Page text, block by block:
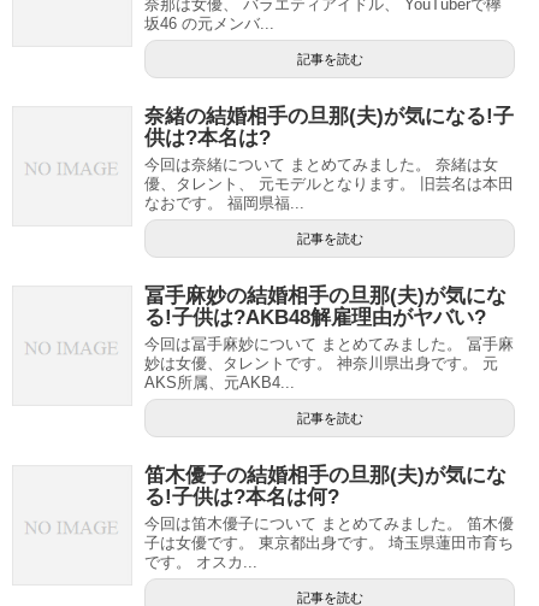
奈那は女優、 バラエティアイドル、 YouTuberで欅
坂46 の元メンバ...
記事を読む
奈緒の結婚相手の旦那(夫)が気になる!子
供は?本名は?
今回は奈緒について まとめてみました。 奈緒は女
優、タレント、 元モデルとなります。 旧芸名は本田
なおです。 福岡県福...
記事を読む
冨手麻妙の結婚相手の旦那(夫)が気にな
る!子供は?AKB48解雇理由がヤバい?
今回は冨手麻妙について まとめてみました。 冨手麻
妙は女優、タレントです。 神奈川県出身です。 元
AKS所属、元AKB4...
記事を読む
笛木優子の結婚相手の旦那(夫)が気にな
る!子供は?本名は何?
今回は笛木優子について まとめてみました。 笛木優
子は女優です。 東京都出身です。 埼玉県蓮田市育ち
です。 オスカ...
記事を読む